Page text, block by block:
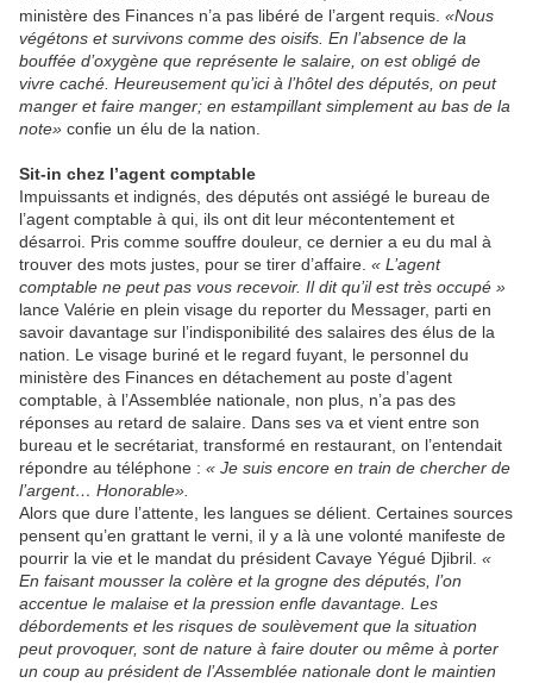
ministère des Finances n’a pas libéré de l’argent requis. «Nous
végétons et survivons comme des oisifs. En l’absence de la
bouffée d’oxygène que représente le salaire, on est obligé de
vivre caché. Heureusement qu’ici à l’hôtel des députés, on peut
manger et faire manger; en estampillant simplement au bas de la
note» confie un élu de la nation.
Sit-in chez l’agent comptable
Impuissants et indignés, des députés ont assiégé le bureau de
l’agent comptable à qui, ils ont dit leur mécontentement et
désarroi. Pris comme souffre douleur, ce dernier a eu du mal à
trouver des mots justes, pour se tirer d’affaire. « L’agent
comptable ne peut pas vous recevoir. Il dit qu’il est très occupé »
lance Valérie en plein visage du reporter du Messager, parti en
savoir davantage sur l’indisponibilité des salaires des élus de la
nation. Le visage buriné et le regard fuyant, le personnel du
ministère des Finances en détachement au poste d’agent
comptable, à l’Assemblée nationale, non plus, n’a pas des
réponses au retard de salaire. Dans ses va et vient entre son
bureau et le secrétariat, transformé en restaurant, on l’entendait
répondre au téléphone : « Je suis encore en train de chercher de
l’argent… Honorable».
Alors que dure l’attente, les langues se délient. Certaines sources
pensent qu’en grattant le verni, il y a là une volonté manifeste de
pourrir la vie et le mandat du président Cavaye Yégué Djibril. «
En faisant mousser la colère et la grogne des députés, l’on
accentue le malaise et la pression enfle davantage. Les
débordements et les risques de soulèvement que la situation
peut provoquer, sont de nature à faire douter ou même à porter
un coup au président de l’Assemblée nationale dont le maintien